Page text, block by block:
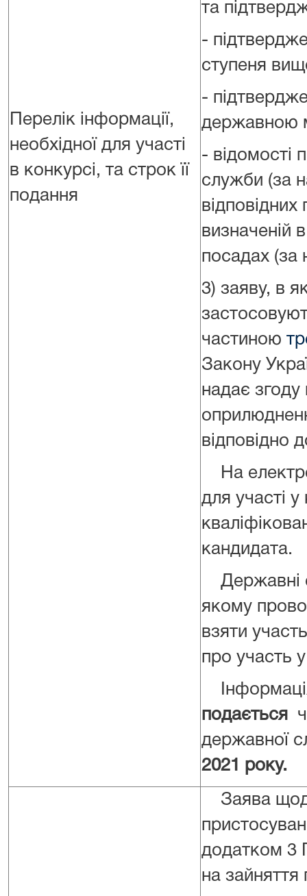
Перелік інформації,
необхідної для участі
в конкурсі, та строк її
подання
та
-
ступеня
-
державною
- відомості
служби (за
відповідних
визначеній
посадах (за
3) заяву, в
частиною
Закону
надає
відповідно
На
для участі
кандидата.
Державні
якому
взяти
про участь
подається
державної
2021 року.
Заява
додатком 3
на